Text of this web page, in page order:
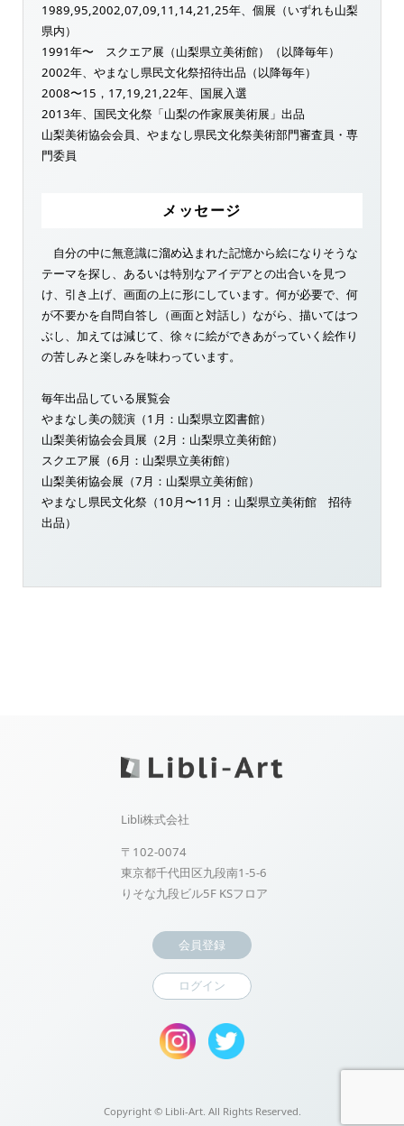
1989,95,2002,07,09,11,14,21,25年、個展（いずれも山梨
県内）
1991年〜 スクエア展（山梨県立美術館）（以降毎年）
2002年、やまなし県民文化祭招待出品（以降毎年）
2008〜15，17,19,21,22年、国展入選
2013年、国民文化祭「山梨の作家展美術展」出品
山梨美術協会会員、やまなし県民文化祭美術部門審査員・専
門委員
メッセージ
自分の中に無意識に溜め込まれた記憶から絵になりそうな
テーマを探し、あるいは特別なアイデアとの出合いを見つ
け、引き上げ、画面の上に形にしています。何が必要で、何
が不要かを自問自答し（画面と対話し）ながら、描いてはつ
ぶし、加えては減じて、徐々に絵ができあがっていく絵作り
の苦しみと楽しみを味わっています。
毎年出品している展覧会
やまなし美の競演（1月：山梨県立図書館）
山梨美術協会会員展（2月：山梨県立美術館）
スクエア展（6月：山梨県立美術館）
山梨美術協会展（7月：山梨県立美術館）
やまなし県民文化祭（10月〜11月：山梨県立美術館 招待
出品）
Libli株式会社
〒102-0074
東京都千代田区九段南1-5-6
りそな九段ビル5F KSフロア
会員登録
ログイン
Copyright ©Libli-Art. All Rights Reserved.